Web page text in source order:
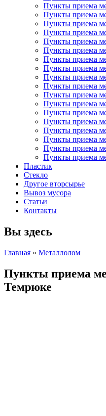
Пункты приема
Пункты приема
Пункты приема
Пункты приема
Пункты приема
Пункты приема
Пункты приема
Пункты приема
Пункты приема
Пункты приема
Пункты приема
Пункты приема
Пункты приема
Пункты приема
Пункты приема
Пункты приема
Пункты приема
Пункты приема
Пластик
Стекло
Другое вторсырье
Вывоз мусора
Статьи
Контакты
Вы здесь
Главная » Металлолом
Пункты приема
Темрюке